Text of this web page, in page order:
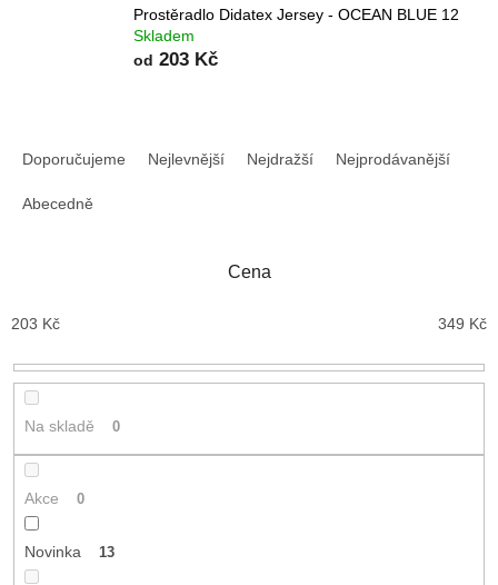
Prostěradlo Didatex Jersey - OCEAN BLUE 12
Skladem
od 203 Kč
o
u
ů
Doporučujeme Nejlevnější Nejdražší Nejprodávanější
Abecedně
Cena
203 Kč 349 Kč
Na skladě 0
Akce 0
Novinka 13